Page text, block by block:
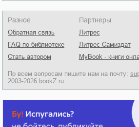
Разное
Обратная связь
FAQ по библиотеке
Стать автором
Партнеры
Литрес
Литрес Самиздат
MyBook - книги
По всем вопросам пишите нам на почту:
2003-2026 bookZ.ru